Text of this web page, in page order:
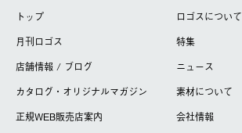
トップ
ロゴスについて
月刊ロゴス
特集
店舗情報 / ブログ
ニュース
カタログ・オリジナルマガジン
素材について
正規WEB販売店案内
会社情報